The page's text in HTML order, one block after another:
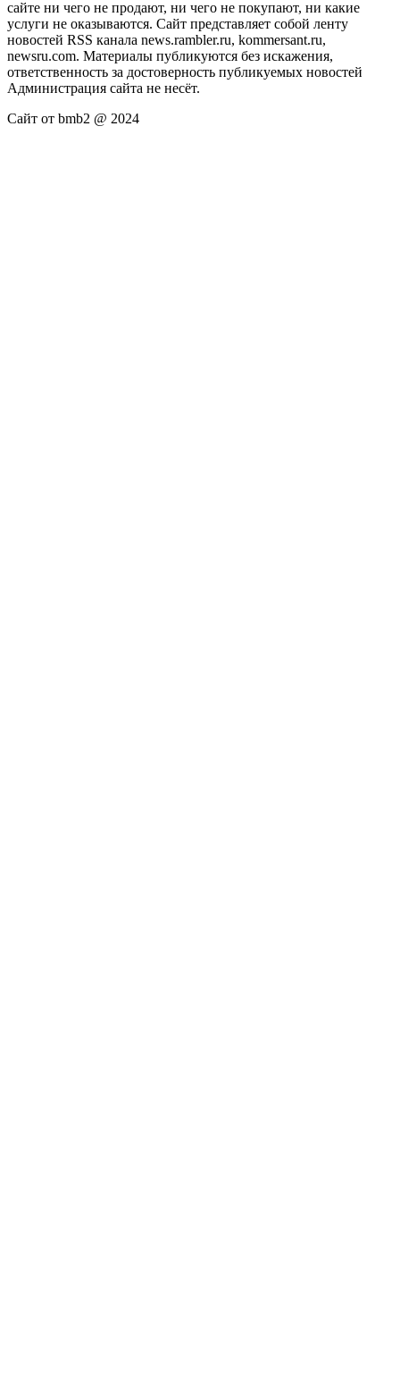
сайте ни чего не продают, ни чего не покупают, ни какие
услуги не оказываются. Сайт представляет собой ленту
новостей RSS канала news.rambler.ru, kommersant.ru,
newsru.com. Материалы публикуются без искажения,
ответственность за достоверность публикуемых новостей
Администрация сайта не несёт.
Сайт от bmb2 @ 2024